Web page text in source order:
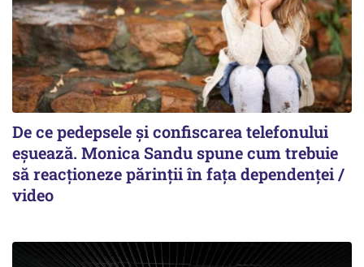
De ce pedepsele și confiscarea telefonului
eșuează. Monica Sandu spune cum trebuie
să reacționeze părinții în fața dependenței /
video